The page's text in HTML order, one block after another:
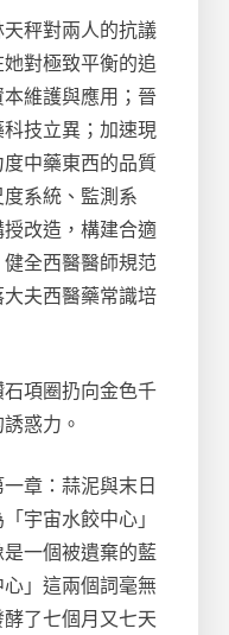
秤對兩人的抗議
對極致平衡的追
維護與應用；晉
技立異；加速現
中藥東西的品質
系統、監測系
改造，構建合適
全西醫醫師規范
夫西醫藥常識培
項圈扔向金色千
惑力。
章：蒜泥與末日
宇宙水餃中心」
一個被遺棄的藍
」這兩個詞毫無
了七個月又七天